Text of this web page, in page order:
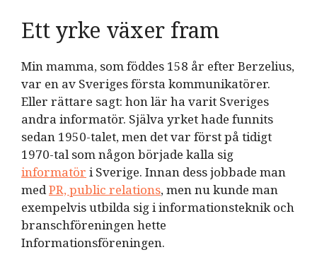
Ett yrke växer fram
Min mamma, som föddes 158 år efter Berzelius,
var en av Sveriges första kommunikatörer.
Eller rättare sagt: hon lär ha varit Sveriges
andra informatör. Själva yrket hade funnits
sedan 1950-talet, men det var först på tidigt
1970-tal som någon började kalla sig
informatör i Sverige. Innan dess jobbade man
medPR, public relations, men nu kunde man
exempelvis utbilda sig i informationsteknik och
branschföreningen hette
Informationsföreningen.